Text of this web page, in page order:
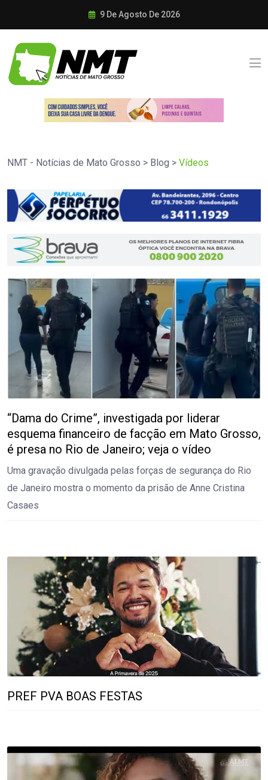
9 De Agosto De 2026
NMT - Notícias de Mato Grosso > Blog > Vídeos
“Dama do Crime”, investigada por liderar
esquema financeiro de facção em Mato Grosso,
é presa no Rio de Janeiro; veja o vídeo
Uma gravação divulgada pelas forças de segurança do Rio
de Janeiro mostra o momento da prisão de Anne Cristina
Casaes
PREF PVA BOAS FESTAS